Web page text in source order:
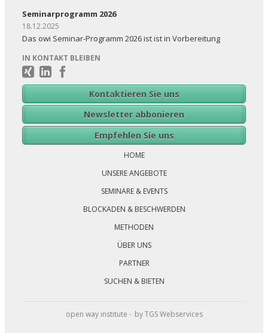
Seminarprogramm 2026
18.12.2025
Das owi Seminar-Programm 2026 ist ist in Vorbereitung
IN KONTAKT BLEIBEN
Kontaktieren Sie uns
Newsletter abbonieren
Empfehlen Sie uns
Navigation
überspringen
HOME
UNSERE ANGEBOTE
SEMINARE & EVENTS
BLOCKADEN & BESCHWERDEN
METHODEN
ÜBER UNS
PARTNER
SUCHEN & BIETEN
open way institute - by TGS Webservices